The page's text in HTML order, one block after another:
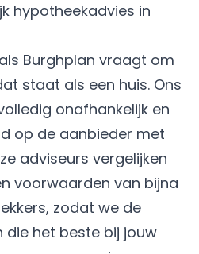
hypotheekadvies in
Burghplan vraagt om
staat als een huis. Ons
onafhankelijk en
op de aanbieder met
adviseurs vergelijken
voorwaarden van bijna
zodat we de
die het beste bij jouw